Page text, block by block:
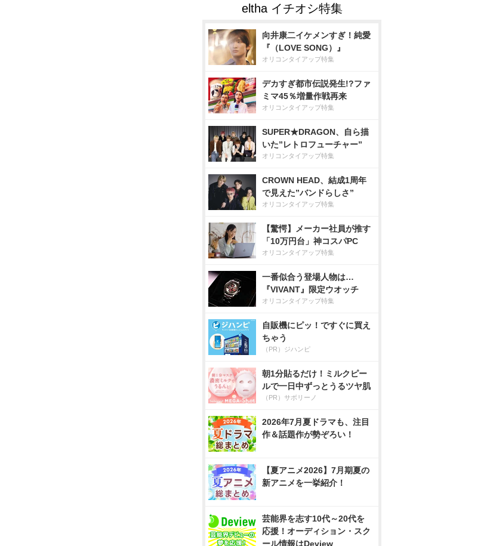
向井康二イケメンすぎ！純愛
『（LOVE SONG）』
オリコンタイアップ特集
デカすぎ都市伝説発生!?ファ
ミマ45％増量作戦再来
オリコンタイアップ特集
SUPER★DRAGON、自ら描
いた”レトロフューチャー”
オリコンタイアップ特集
CROWN HEAD、結成1周年
で見えた”バンドらしさ”
オリコンタイアップ特集
【驚愕】メーカー社員が推す
「10万円台」神コスパPC
オリコンタイアップ特集
一番似合う登場人物は…
『VIVANT』限定ウオッチ
オリコンタイアップ特集
自販機にピッ！ですぐに買え
ちゃう
（PR）ジハンピ
朝1分貼るだけ！ミルクピー
ルで一日中ずっとうるツヤ肌
（PR）サボリーノ
2026年7月夏ドラマも、注目
作＆話題作が勢ぞろい！
【夏アニメ2026】7月期夏の
新アニメを一挙紹介！
芸能界を志す10代～20代を
応援！オーディション・スク
ール情報はDeview